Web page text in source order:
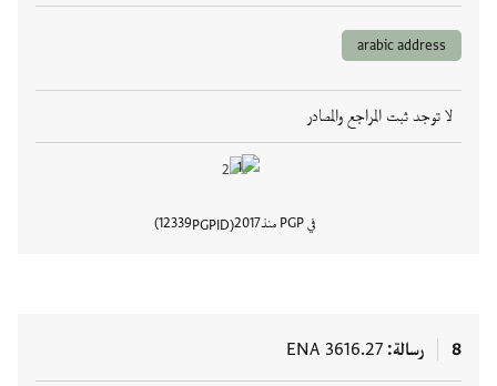
arabic address
لا توجد ثبت المراجع والمصادر
في PGP منذ 2017
PGPID
12339
8 رسالة ENA 3616.27